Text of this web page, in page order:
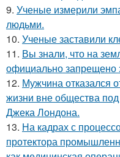
9. Ученые измерили
людьми.
10. Ученые заставили
11. Вы знали, что на
официально запрещено
12. Мужчина отказался
жизни вне общества
Джека Лондона.
13. На кадрах с
протектора